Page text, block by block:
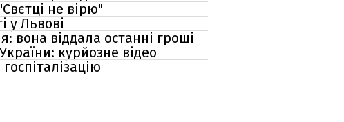
не вірю"
у Львові
віддала останні гроші
курйозне відео